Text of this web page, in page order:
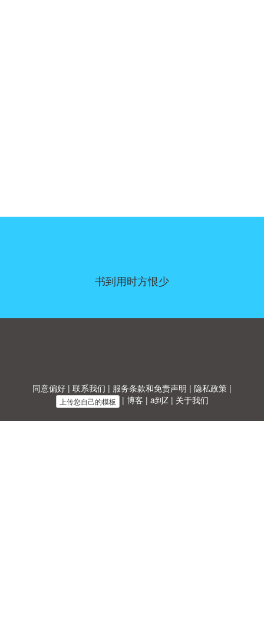
书到用时方恨少
同意偏好 | 联系我们 | 服务条款和免责声明 | 隐私政策 |
上传您自己的模板 | 博客 | a到Z| 关于我们